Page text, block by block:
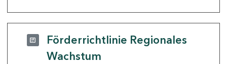
Förderrichtlinie Regionales
Wachstum